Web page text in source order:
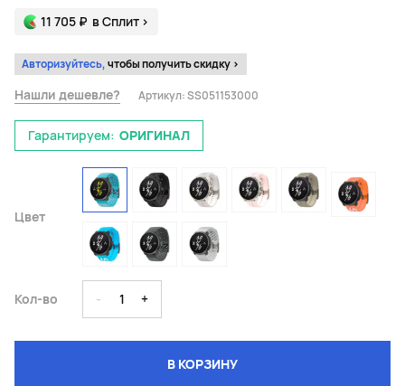
11 705 ₽ в Сплит >
Авторизуйтесь,чтобы получить скидку >
Нашли дешевле? Артикул:SS051153000
Гарантируем: ОРИГИНАЛ
Цвет
Кол-во - 1 +
В КОРЗИНУ